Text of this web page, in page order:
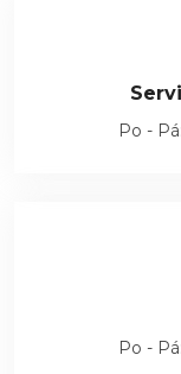
Po -
Po -